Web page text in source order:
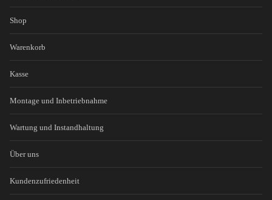
Shop
Warenkorb
Kasse
Montage und Inbetriebnahme
Wartung und Instandhaltung
Über uns
Kundenzufriedenheit